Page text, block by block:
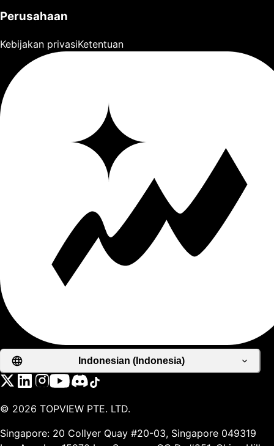
Perusahaan
Kebijakan privasiKetentuan
Indonesian (Indonesia)
© 2026 TOPVIEW PTE. LTD.
Singapore: 20 Collyer Quay #20-03, Singapore 049319